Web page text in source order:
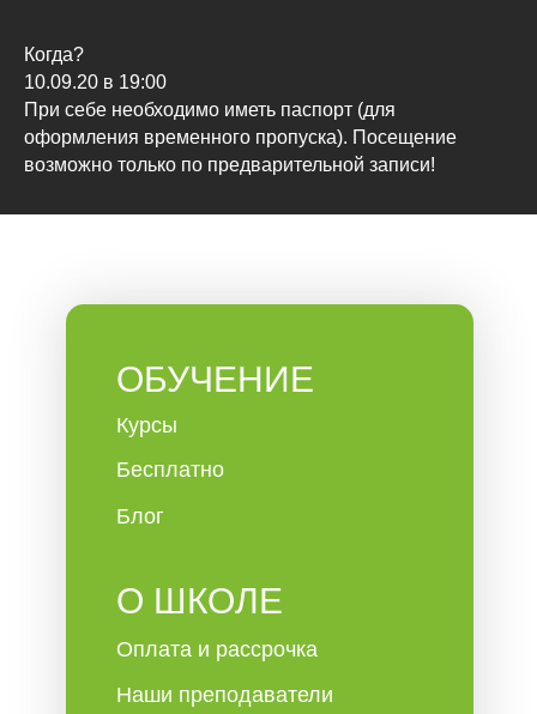
Когда?
10.09.20 в 19:00
При себе необходимо иметь паспорт (для
оформления временного пропуска). Посещение
возможно только по предварительной записи!
ОБУЧЕНИЕ
О ШКОЛЕ
Курсы
Бесплатно
Блог
Оплата и рассрочка
Наши преподаватели